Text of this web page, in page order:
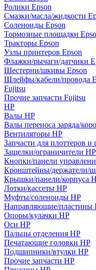
Ролики Epson
Смазки/масла/жидкости
Соленоиды Epson
Тормозные площадки
Тракторы Epson
Узлы принтеров Epson
Флажки/рычаги/датчики
Шестерни/шкивы Epson
Шлейфы/кабели/провода
Fujitsu
Прочие запчасти Fujitsu
HP
Валы HP
Валы переноса заряда/
Вентиляторы HP
Запчасти для плоттеров
Защелки/ограничители HP
Кнопки/панели
Кронштейны/держатели/
Крышки/панели/корпуса
Лотки/кассеты HP
Муфты/соленоиды HP
Направляющие/пластины
Опоры/кулачки HP
Оси HP
Пальцы отделения HP
Печатающие головки HP
Подшипники/втулки HP
Прочие запчасти HP